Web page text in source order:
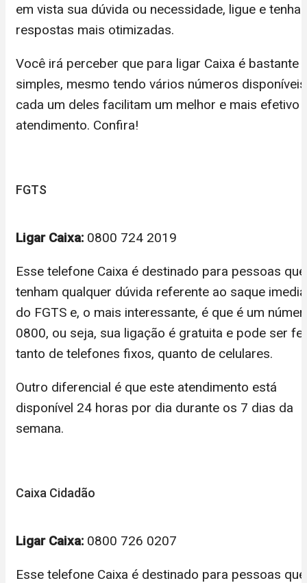
em vista sua dúvida ou necessidade, ligue e tenha
respostas mais otimizadas.
Você irá perceber que para ligar Caixa é bastante
simples, mesmo tendo vários números
cada um deles facilitam um melhor e mais efetivo
atendimento. Confira!
FGTS
Ligar Caixa: 0800 724 2019
Esse telefone Caixa é destinado para pessoas que
tenham qualquer dúvida referente ao saque
do FGTS e, o mais interessante, é que é um
0800, ou seja, sua ligação é gratuita e pode ser
tanto de telefones fixos, quanto de celulares.
Outro diferencial é que este atendimento está
disponível 24 horas por dia durante os 7 dias da
semana.
Caixa Cidadão
Ligar Caixa: 0800 726 0207
Esse telefone Caixa é destinado para pessoas que